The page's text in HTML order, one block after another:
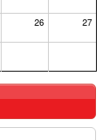
26 27